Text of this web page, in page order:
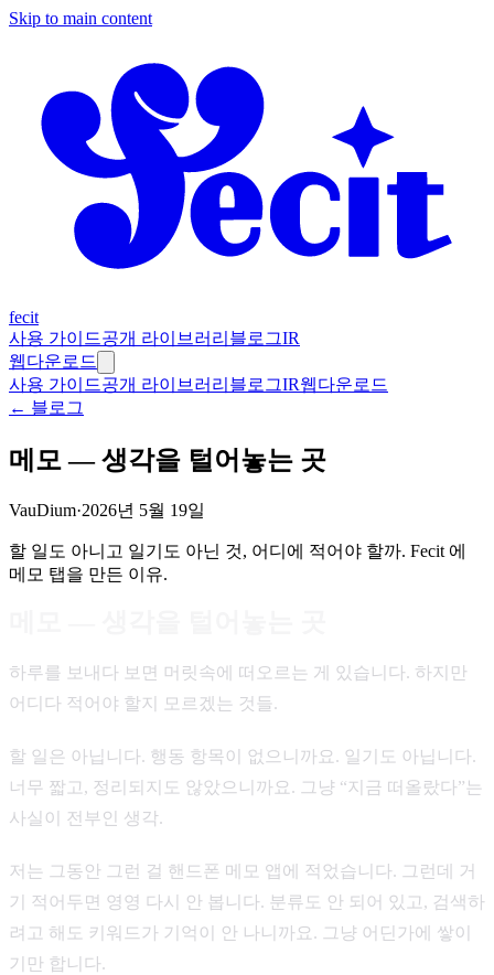
Skip to main content
fecit
사용 가이드공개 라이브러리 블로그IR
웹다운로드
사용 가이드공개 라이브러리 블로그IR웹다운로드
← 블로그
메모 — 생각을 털어놓는 곳
VauDium·2026년 5월 19일
할 일도 아니고 일기도 아닌 것, 어디에 적어야 할까. Fecit 에
메모 탭을 만든 이유.
하루를 보내다 보면 머릿속에 떠오르는 게 있습니다. 하지만
어디다 적어야 할지 모르겠는 것들.
할 일은 아닙니다. 행동 항목이 없으니까요. 일기도 아닙니다.
너무 짧고, 정리되지도 않았으니까요. 그냥 “지금 떠올랐다”는
사실이 전부인 생각.
저는 그동안 그런 걸 핸드폰 메모 앱에 적었습니다. 그런데 거
기 적어두면 영영 다시 안 봅니다. 분류도 안 되어 있고, 검색하
려고 해도 키워드가 기억이 안 나니까요. 그냥 어딘가에 쌓이
기만 합니다.